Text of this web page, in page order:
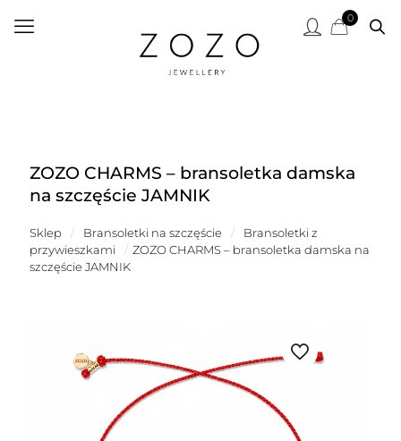
0
ZOZO CHARMS – bransoletka damska
na szczęście JAMNIK
Sklep / Bransoletki na szczęście /
Bransoletki z
przywieszkami
/ ZOZO CHARMS – bransoletka damska na
szczęście JAMNIK